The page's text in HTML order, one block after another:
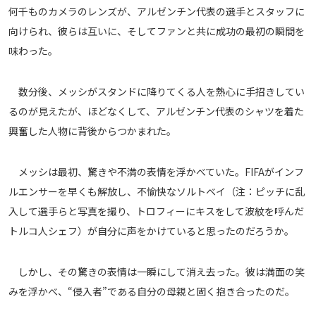
何千ものカメラのレンズが、アルゼンチン代表の選手とスタッフに
向けられ、彼らは互いに、そしてファンと共に成功の最初の瞬間を
味わった。
数分後、メッシがスタンドに降りてくる人を熱心に手招きしてい
るのが見えたが、ほどなくして、アルゼンチン代表のシャツを着た
興奮した人物に背後からつかまれた。
メッシは最初、驚きや不満の表情を浮かべていた。FIFAがインフ
ルエンサーを早くも解放し、不愉快なソルトベイ（注：ピッチに乱
入して選手らと写真を撮り、トロフィーにキスをして波紋を呼んだ
トルコ人シェフ）が自分に声をかけていると思ったのだろうか。
しかし、その驚きの表情は一瞬にして消え去った。彼は満面の笑
みを浮かべ、“侵入者”である自分の母親と固く抱き合ったのだ。